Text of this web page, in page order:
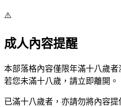
⚠️
成人內容提醒
本部落格內容僅限年滿十八歲者
若您未滿十八歲，請立即離開。
已滿十八歲者，亦請勿將內容提